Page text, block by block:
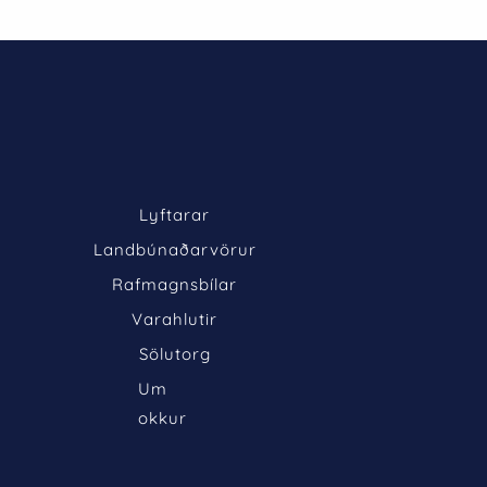
Lyftarar
Landbúnaðarvörur
Rafmagnsbílar
Varahlutir
Sölutorg
Um
okkur